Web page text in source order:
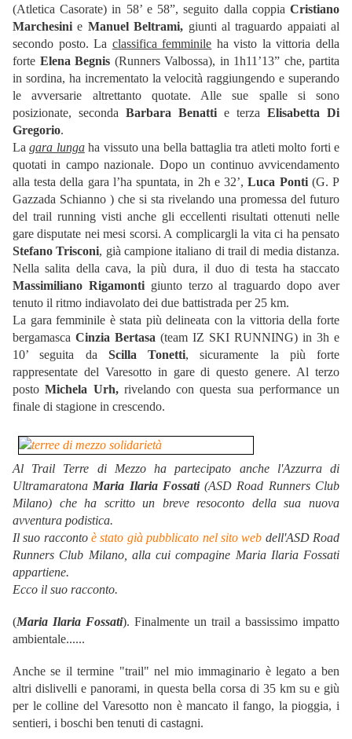
(Atletica Casorate) in 58’ e 58”, seguito dalla coppia Cristiano
Marchesini e Manuel Beltrami, giunti al traguardo appaiati al
secondo posto. La classifica femminile ha visto la vittoria della
forte Elena Begnis (Runners Valbossa), in 1h11’13” che, partita
in sordina, ha incrementato la velocità raggiungendo e superando
le avversarie altrettanto quotate. Alle sue spalle si sono
posizionate, seconda Barbara Benatti e terza Elisabetta Di
Gregorio.
Lagara lungaha vissuto una bella battaglia tra atleti molto forti e
quotati in campo nazionale. Dopo un continuo avvicendamento
alla testa della gara l’ha spuntata, in 2h e 32’,Luca Ponti(G. P
Gazzada Schianno ) che si sta rivelando una promessa del futuro
del trail running visti anche gli eccellenti risultati ottenuti nelle
gare disputate nei mesi scorsi. A complicargli la vita ci ha pensato
Stefano Trisconi, già campione italiano di trail di media distanza.
Nella salita della cava, la più dura, il duo di testa ha staccato
Massimiliano Rigamontigiunto terzo al traguardo dopo aver
tenuto il ritmo indiavolato dei due battistrada per 25 km.
La gara femminile è stata più delineata con la vittoria della forte
bergamasca Cinzia Bertasa (team IZ SKI RUNNING) in 3h e
10’ seguita da Scilla Tonetti, sicuramente la più forte
rappresentate del Varesotto in gare di questo genere. Al terzo
postoMichela Urh, rivelando con questa sua performance un
finale di stagione in crescendo.
Al Trail Terre di Mezzo ha partecipato anche l'Azzurra di
Ultramaratona Maria Ilaria Fossati(ASD Road Runners Club
Milano) che ha scritto un breve resoconto della sua nuova
avventura podistica.
Il suo raccontoè stato già pubblicato nel sito web dell'ASD Road
Runners Club Milano, alla cui compagine Maria Ilaria Fossati
appartiene.
Ecco il suo racconto.
(Maria Ilaria Fossati). Finalmente un trail a bassissimo impatto
ambientale......
Anche se il termine "trail" nel mio immaginario è legato a ben
altri dislivelli e panorami, in questa bella corsa di 35 km su e giù
per le colline del Varesotto non è mancato il fango, la pioggia, i
sentieri, i boschi ben tenuti di castagni.